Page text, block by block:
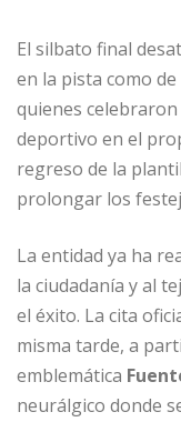
El silbato final
en la pista como
quienes
deportivo en el
regreso de la
prolongar los
La entidad ya ha
la ciudadanía y al
el éxito. La cita
misma tarde, a
emblemática
neurálgico donde